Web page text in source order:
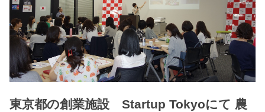
東京都の創業施設 Startup Tokyoにて 農